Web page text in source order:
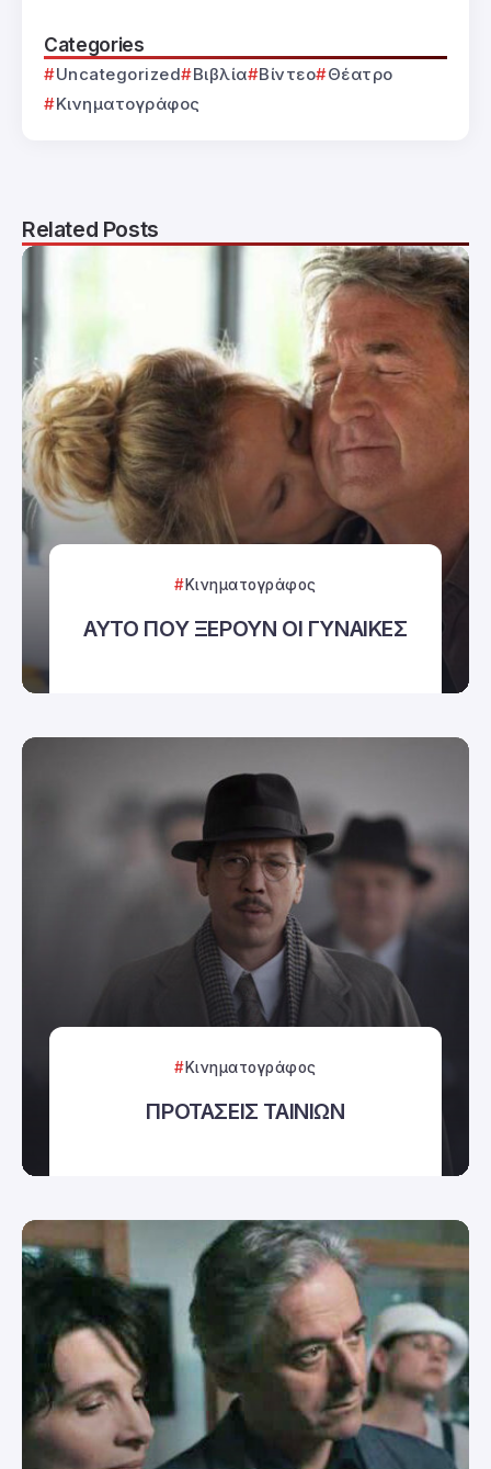
Categories
Uncategorized Βιβλία Βίντεο
Θέατρο
Κινηματογράφος
Related Posts
Κινηματογράφος
ΑΥΤΟ ΠΟΥ ΞΕΡΟΥΝ ΟΙ ΓΥΝΑΙΚΕΣ
Κινηματογράφος
ΠΡΟΤΑΣΕΙΣ ΤΑΙΝΙΩΝ